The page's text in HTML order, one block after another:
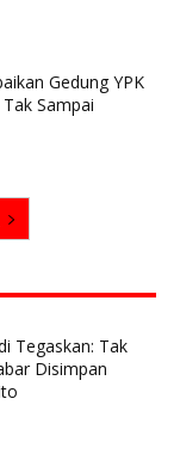
Gedung YPK
Sampai
Tegaskan: Tak
Disimpan